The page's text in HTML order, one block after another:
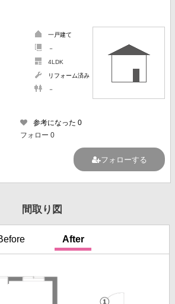
一戸建て
－
4LDK
リフォーム済み
－
参考になった 0
フォロー 0
フォローする
間取り図
After